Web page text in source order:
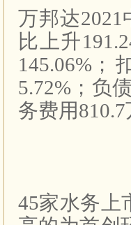
万邦达2021
比上升
145.06% ；
5.72% ；负
务费用810.7
45家水务上